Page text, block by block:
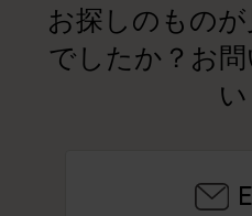
お探しのもの
でしたか？お
い